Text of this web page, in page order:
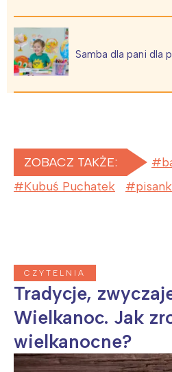
Samba dla pani dla
ZOBACZ TAKŻE:
Kubuś Puchatek
CZYTELNIA
Tradycje,
Wielkanoc. Jak
wielkanocne?
Interesują mnie
Łódź
Trójmiasto
Poznań
Wrocław